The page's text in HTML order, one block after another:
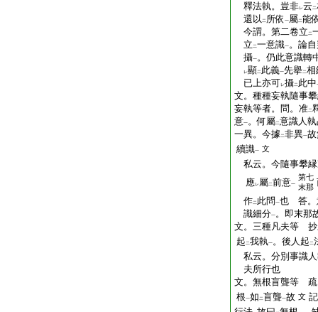
釋法執。豈非レ云 二
還以 二 所依 一屬二能
今謂。第二卷立 二
立 二一意識一。論
攝一。仍此意識轉
レ顯二 此義一先擧二相
已上亦可レ攝二 此中
文。種種妄執隨事
妄執等者。問。准二
意一。何屬二意識人
一異。今據二非異一
續識一 文
私云。今隨事攀
應レ屬二前意一
第七
末那
作二 此問一也 答。
識細分一。即末那
文。三種凡夫等 抄
起 二我執一。後人起 二
私云。分別事識
夫所行也
文。無根盲聾等 疏
根一如 二盲聾一故 文